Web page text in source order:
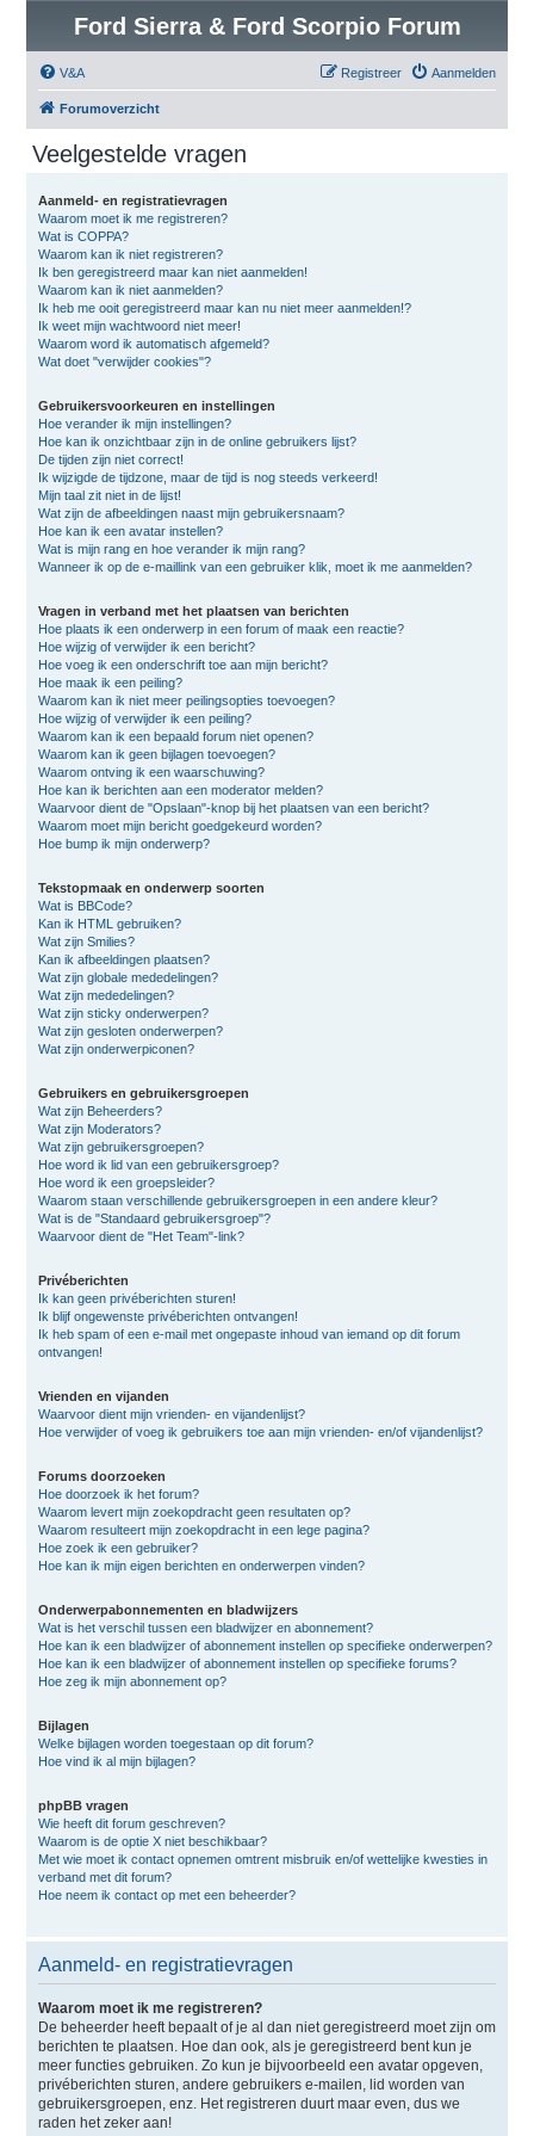
Ford Sierra & Ford Scorpio Forum
V&A Aanmelden
Registreer
Forumoverzicht
Veelgestelde vragen
Aanmeld- en registratievragen
Waarom moet ik me registreren?
Wat is COPPA?
Waarom kan ik niet registreren?
Ik ben geregistreerd maar kan niet aanmelden!
Waarom kan ik niet aanmelden?
Ik heb me ooit geregistreerd maar kan nu niet meer aanmelden!?
Ik weet mijn wachtwoord niet meer!
Waarom word ik automatisch afgemeld?
Wat doet "verwijder cookies"?
Gebruikersvoorkeuren en instellingen
Hoe verander ik mijn instellingen?
Hoe kan ik onzichtbaar zijn in de online gebruikers lijst?
De tijden zijn niet correct!
Ik wijzigde de tijdzone, maar de tijd is nog steeds verkeerd!
Mijn taal zit niet in de lijst!
Wat zijn de afbeeldingen naast mijn gebruikersnaam?
Hoe kan ik een avatar instellen?
Wat is mijn rang en hoe verander ik mijn rang?
Wanneer ik op de e-maillink van een gebruiker klik, moet ik me aanmelden?
Vragen in verband met het plaatsen van berichten
Hoe plaats ik een onderwerp in een forum of maak een reactie?
Hoe wijzig of verwijder ik een bericht?
Hoe voeg ik een onderschrift toe aan mijn bericht?
Hoe maak ik een peiling?
Waarom kan ik niet meer peilingsopties toevoegen?
Hoe wijzig of verwijder ik een peiling?
Waarom kan ik een bepaald forum niet openen?
Waarom kan ik geen bijlagen toevoegen?
Waarom ontving ik een waarschuwing?
Hoe kan ik berichten aan een moderator melden?
Waarvoor dient de "Opslaan"-knop bij het plaatsen van een bericht?
Waarom moet mijn bericht goedgekeurd worden?
Hoe bump ik mijn onderwerp?
Tekstopmaak en onderwerp soorten
Wat is BBCode?
Kan ik HTML gebruiken?
Wat zijn Smilies?
Kan ik afbeeldingen plaatsen?
Wat zijn globale mededelingen?
Wat zijn mededelingen?
Wat zijn sticky onderwerpen?
Wat zijn gesloten onderwerpen?
Wat zijn onderwerpiconen?
Gebruikers en gebruikersgroepen
Wat zijn Beheerders?
Wat zijn Moderators?
Wat zijn gebruikersgroepen?
Hoe word ik lid van een gebruikersgroep?
Hoe word ik een groepsleider?
Waarom staan verschillende gebruikersgroepen in een andere kleur?
Wat is de "Standaard gebruikersgroep"?
Waarvoor dient de "Het Team"-link?
Privéberichten
Ik kan geen privéberichten sturen!
Ik blijf ongewenste privéberichten ontvangen!
Ik heb spam of een e-mail met ongepaste inhoud van iemand op dit forum
ontvangen!
Vrienden en vijanden
Waarvoor dient mijn vrienden- en vijandenlijst?
Hoe verwijder of voeg ik gebruikers toe aan mijn vrienden- en/of vijandenlijst?
Forums doorzoeken
Hoe doorzoek ik het forum?
Waarom levert mijn zoekopdracht geen resultaten op?
Waarom resulteert mijn zoekopdracht in een lege pagina?
Hoe zoek ik een gebruiker?
Hoe kan ik mijn eigen berichten en onderwerpen vinden?
Onderwerpabonnementen en bladwijzers
Wat is het verschil tussen een bladwijzer en abonnement?
Hoe kan ik een bladwijzer of abonnement instellen op specifieke onderwerpen?
Hoe kan ik een bladwijzer of abonnement instellen op specifieke forums?
Hoe zeg ik mijn abonnement op?
Bijlagen
Welke bijlagen worden toegestaan op dit forum?
Hoe vind ik al mijn bijlagen?
phpBB vragen
Wie heeft dit forum geschreven?
Waarom is de optie X niet beschikbaar?
Met wie moet ik contact opnemen omtrent misbruik en/of wettelijke kwesties in
verband met dit forum?
Hoe neem ik contact op met een beheerder?
Aanmeld- en registratievragen
Waarom moet ik me registreren?
De beheerder heeft bepaalt of je al dan niet geregistreerd moet zijn om
berichten te plaatsen. Hoe dan ook, als je geregistreerd bent kun je
meer functies gebruiken. Zo kun je bijvoorbeeld een avatar opgeven,
privéberichten sturen, andere gebruikers e-mailen, lid worden van
gebruikersgroepen, enz. Het registreren duurt maar even, dus we
raden het zeker aan!